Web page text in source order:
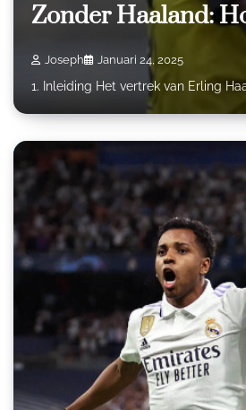
Zonder Haaland:
Joseph Januari 24, 2025
1. Inleiding Het vertrek van Erling